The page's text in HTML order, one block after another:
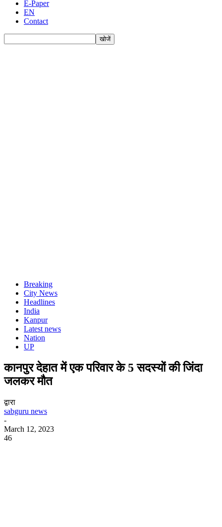
E-Paper
EN
Contact
Breaking
City News
Headlines
India
Kanpur
Latest news
Nation
UP
कानपुर देहात में एक परिवार के 5 सदस्यों की जिंदा
जलकर मौत
द्वारा
sabguru news
-
March 12, 2023
46